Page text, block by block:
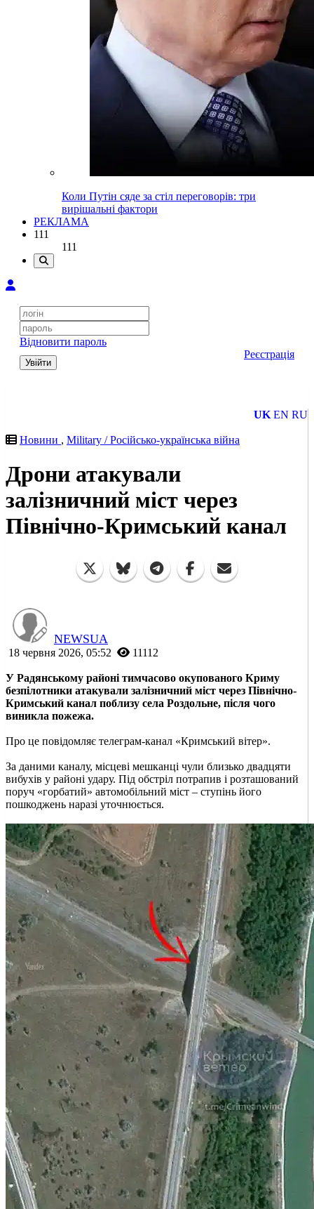
Коли Путін сяде за стіл переговорів: три
вирішальні фактори
РЕКЛАМА
111
111
Відновити пароль
Увійти
Реєстрація
UK EN RU
Новини , Military / Російсько-українська війна
Дрони атакували
залізничний міст через
Північно-Кримський канал
NEWSUA
18 червня 2026, 05:52 11112
У Радянському районі тимчасово окупованого Криму
безпілотники атакували залізничний міст через Північно-
Кримський канал поблизу села Роздольне, після чого
виникла пожежа.
Про це повідомляє телеграм-канал «Кримський вітер».
За даними каналу, місцеві мешканці чули близько двадцяти
вибухів у районі удару. Під обстріл потрапив і розташований
поруч «горбатий» автомобільний міст – ступінь його
пошкоджень наразі уточнюється.